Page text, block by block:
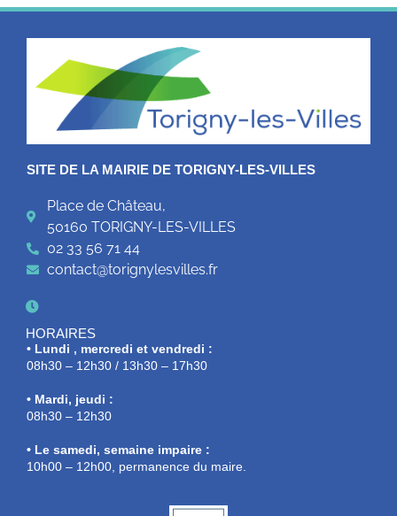
SITE DE LA MAIRIE DE TORIGNY-LES-VILLES
Place de Château,
50160 TORIGNY-LES-VILLES
02 33 56 71 44
contact@torignylesvilles.fr
HORAIRES
• Lundi , mercredi et vendredi :
08h30 – 12h30 / 13h30 – 17h30
• Mardi, jeudi :
08h30 – 12h30
• Le samedi, semaine impaire :
10h00 – 12h00, permanence du maire.